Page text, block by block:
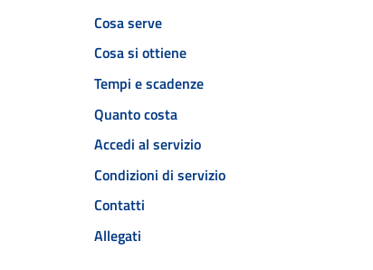
Cosa serve
Cosa si ottiene
Tempi e scadenze
Quanto costa
Accedi al servizio
Condizioni di servizio
Contatti
Allegati